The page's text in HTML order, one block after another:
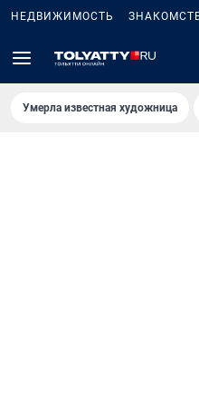
НЕДВИЖИМОСТЬ
Умерла известная художница